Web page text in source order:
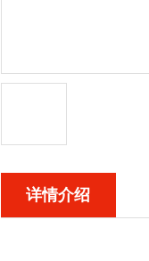
详情介绍